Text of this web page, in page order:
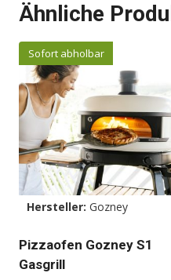
Produkt
mehrere
Varianten
auf.
Die
Optionen
können
auf
der
gewählt
werden
Ähnliche
Sofort abholbar
Hersteller: Gozney
Pizzaofen Gozney S1
Gasgrill